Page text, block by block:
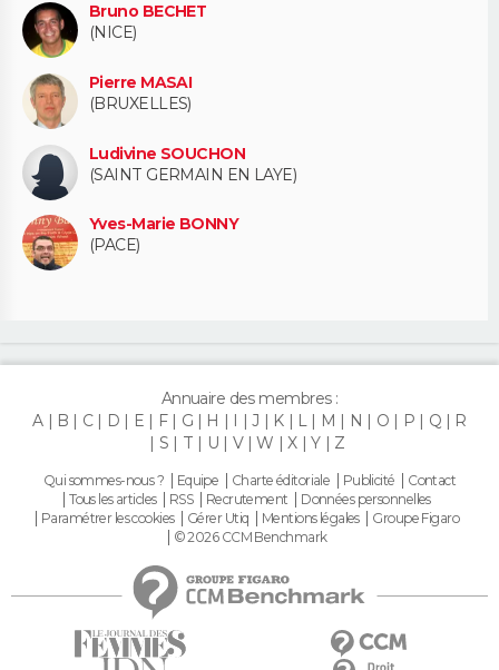
Bruno BECHET
(NICE)
Pierre MASAI
(BRUXELLES)
Ludivine SOUCHON
(SAINT GERMAIN EN LAYE)
Yves-Marie BONNY
(PACE)
Annuaire des membres :
A
B C D E F G H I J K L M N O P Q
R
S
T U V W X Y Z
Qui sommes-nous ? Equipe Charte éditoriale Publicité
Contact
Tous les articles
RSS Recrutement
Données personnelles
Paramétrer les cookies
Gérer Utiq Mentions légales
Groupe Figaro
© 2026 CCM Benchmark